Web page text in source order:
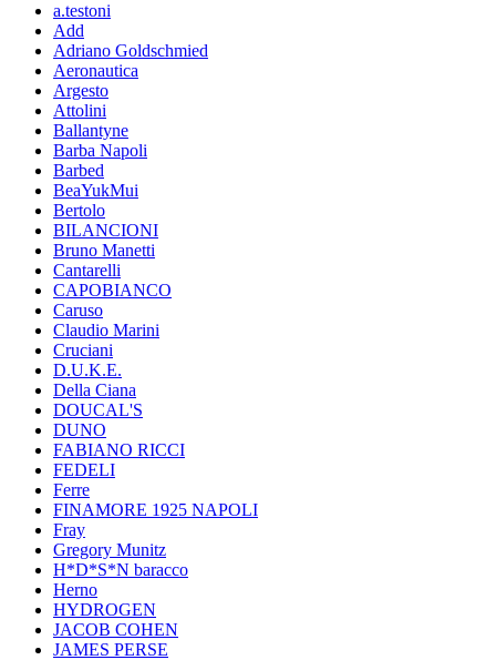
a.testoni
Add
Adriano Goldschmied
Aeronautica
Argesto
Attolini
Ballantyne
Barba Napoli
Barbed
BeaYukMui
Bertolo
BILANCIONI
Bruno Manetti
Cantarelli
CAPOBIANCO
Caruso
Claudio Marini
Cruciani
D.U.K.E.
Della Ciana
DOUCAL'S
DUNO
FABIANO RICCI
FEDELI
Ferre
FINAMORE 1925 NAPOLI
Fray
Gregory Munitz
H*D*S*N baracco
Herno
HYDROGEN
JACOB COHEN
JAMES PERSE